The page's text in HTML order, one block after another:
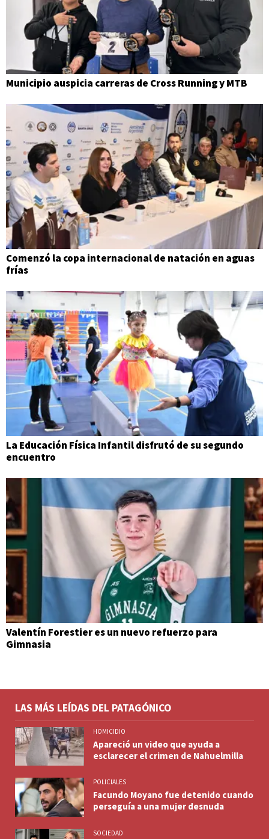
Municipio auspicia carreras de Cross Running y MTB
Comenzó la copa internacional de natación en aguas
frías
La Educación Física Infantil disfrutó de su segundo
encuentro
Valentín Forestier es un nuevo refuerzo para
Gimnasia
LAS MÁS LEÍDAS DEL PATAGÓNICO
HOMICIDIO
Apareció un video que ayuda a
esclarecer el crimen de Nahuelmilla
POLICIALES
Facundo Moyano fue detenido cuando
perseguía a una mujer desnuda
SOCIEDAD